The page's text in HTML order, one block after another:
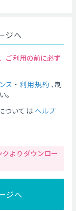
ジへ
ご利用の前に必ず
ス ・ 利用規約 、制
。
ついては ヘルプ
よりダウンロー
ジへ